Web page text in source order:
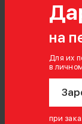
на
Для их
в
при